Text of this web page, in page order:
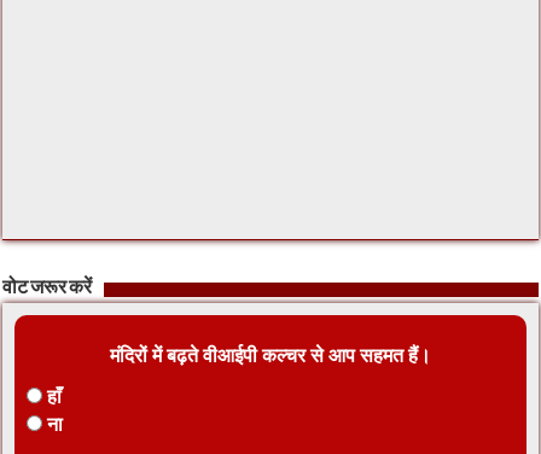
वोट जरूर करें
मंदिरों में बढ़ते वीआईपी कल्चर से आप सहमत हैं।
हाँ
ना